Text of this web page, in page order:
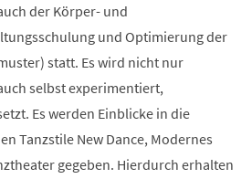
der Körper- und
und Optimierung der
statt. Es wird nicht nur
selbst experimentiert,
Es werden Einblicke in die
Tanzstile New Dance, Modernes
gegeben. Hierdurch erhalten